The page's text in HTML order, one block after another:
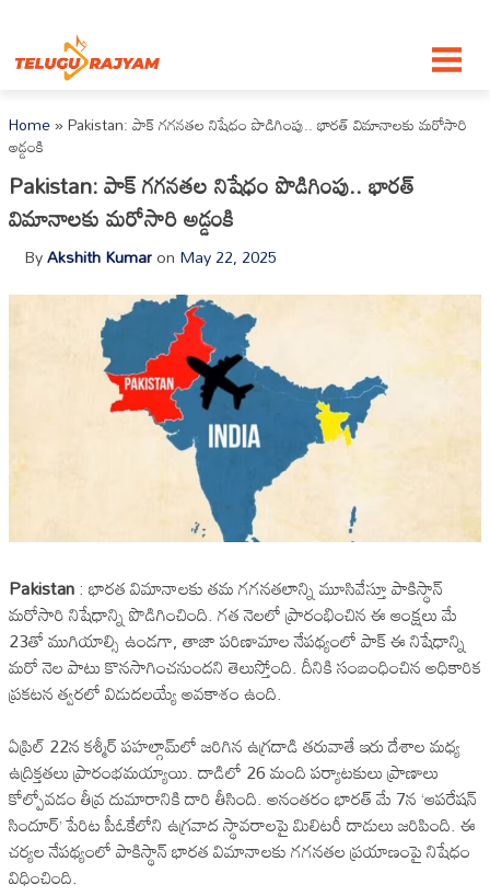
Home»Pakistan: పాక్ గగనతల నిషేధం పొడిగింపు.. భారత్ విమానాలకు మరోసారి
అడ్డంకి
Pakistan: పాక్ గగనతల నిషేధం పొడిగింపు.. భారత్
విమానాలకు మరోసారి అడ్డంకి
ByAkshith Kumaron May 22, 2025
Pakistan: భారత విమానాలకు తమ గగనతలాన్ని మూసివేస్తూ పాకిస్థాన్
మరోసారి నిషేధాన్ని పొడిగించింది. గత నెలలో ప్రారంభించిన ఈ ఆంక్షలు మే
23తో ముగియాల్సి ఉండగా, తాజా పరిణామాల నేపథ్యంలో పాక్ ఈ నిషేధాన్ని
మరో నెల పాటు కొనసాగించనుందని తెలుస్తోంది. దీనికి సంబంధించిన అధికారిక
ప్రకటన త్వరలో విడుదలయ్యే అవకాశం ఉంది.
ఏప్రిల్ 22న కశ్మీర్ పహల్గామ్‌లో జరిగిన ఉగ్రదాడి తరువాతే ఇరు దేశాల మధ్య
ఉద్రిక్తతలు ప్రారంభమయ్యాయి. దాడిలో 26 మంది పర్యాటకులు ప్రాణాలు
కోల్పోవడం తీవ్ర దుమారానికి దారి తీసింది. అనంతరం భారత్ మే 7న ‘ఆపరేషన్
సిందూర్’ పేరిట పీఓకేలోని ఉగ్రవాద స్థావరాలపై మిలిటరీ దాడులు జరిపింది. ఈ
చర్యల నేపథ్యంలో పాకిస్థాన్ భారత విమానాలకు గగనతల ప్రయాణంపై నిషేధం
విధించింది.